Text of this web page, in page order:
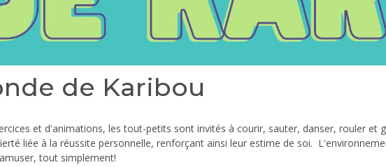
de Karibou
et d'animations, les tout-petits sont invités à courir, sauter, danser, rouler
liée à la réussite personnelle, renforçant ainsi leur estime de soi.
tout simplement!